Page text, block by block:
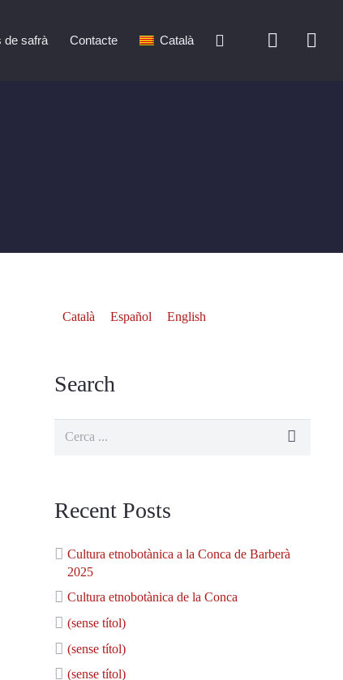
de safrà Contacte Català
Català Español English
Search
Recent Posts
Cultura etnobotànica a la Conca de Barberà
2025
Cultura etnobotànica de la Conca
(sense títol)
(sense títol)
(sense títol)